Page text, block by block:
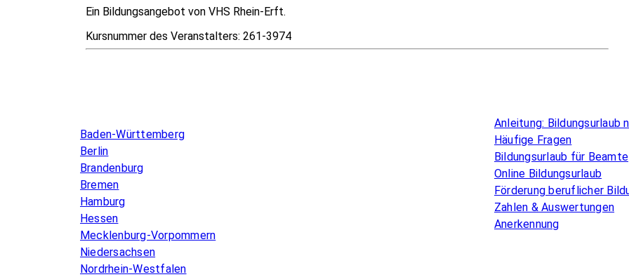
Ein Bildungsangebot von VHS Rhein-Erft.
Kursnummer des Veranstalters: 261-3974
Baden-Württemberg
Berlin
Brandenburg
Bremen
Hamburg
Hessen
Mecklenburg-Vorpommern
Niedersachsen
Nordrhein-Westfalen
Anleitung: Bildungsurlaub
Häufige Fragen
Bildungsurlaub für Beamte
Online Bildungsurlaub
Förderung beruflicher
Zahlen & Auswertungen
Anerkennung